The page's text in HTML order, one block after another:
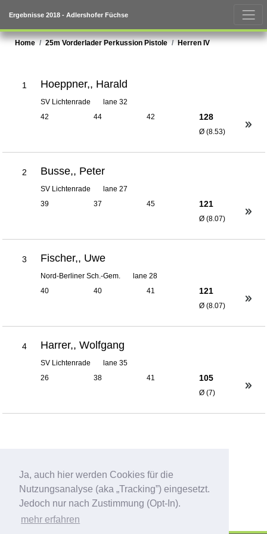
Ja, auch hier werden Cookies für die
Nutzungsanalyse (aka „Tracking”) eingesetzt.
Jedoch nur nach Zustimmung (Opt-In).
mehr erfahren
Ergebnisse 2018 - Adlershofer Füchse
Home 25m Vorderlader Perkussion Pistole Herren IV
1 Hoeppner,, Harald
SV Lichtenrade
lane 32
42
44 42 128
Ø (8.53)
2 Busse,, Peter
SV Lichtenrade
lane 27
39
37 45 121
Ø (8.07)
3 Fischer,, Uwe
Nord-Berliner Sch.-Gem.
lane 28
40
40 41 121
Ø (8.07)
4 Harrer,, Wolfgang
SV Lichtenrade
lane 35
26
38 41 105
Ø (7)